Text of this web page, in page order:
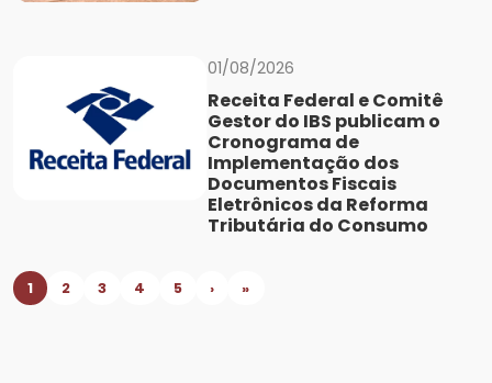
01/08/2026
Receita Federal e Comitê
Gestor do IBS publicam o
Cronograma de
Implementação dos
Documentos Fiscais
Eletrônicos da Reforma
Tributária do Consumo
1 2 3 4 5 › »